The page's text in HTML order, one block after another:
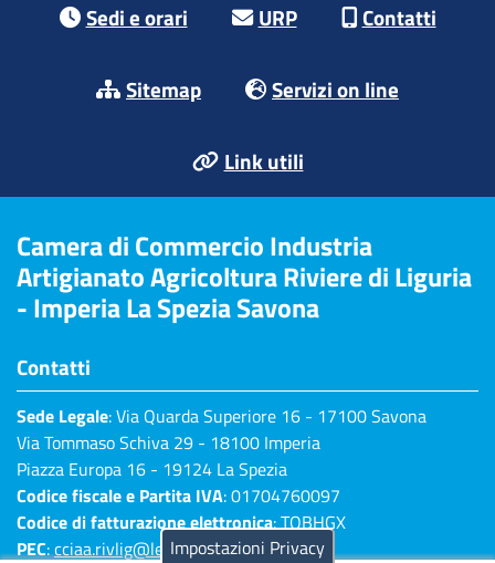
Sedi e orari URP Contatti
Sitemap Servizi on line
Link utili
Camera di Commercio Industria
Artigianato Agricoltura Riviere di Liguria
- Imperia La Spezia Savona
Contatti
Sede Legale: Via Quarda Superiore 16 - 17100 Savona
Via Tommaso Schiva 29 - 18100 Imperia
Piazza Europa 16 - 19124 La Spezia
Codice fiscale e Partita IVA: 01704760097
Codice di fatturazione elettronica: TQBHGX
PEC:cciaa.rivlig@legalmail.itImpostazioni Privacy